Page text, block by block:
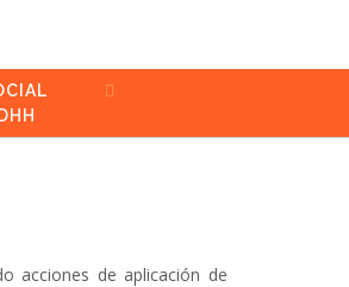
acciones de aplicación de